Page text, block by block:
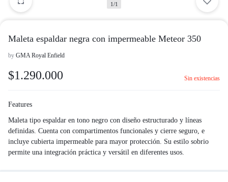
1/1
Maleta espaldar negra con impermeable Meteor 350
by GMA Royal Enfield
$1.290.000 Sin existencias
Features
Maleta tipo espaldar en tono negro con diseño estructurado y líneas
definidas. Cuenta con compartimentos funcionales y cierre seguro, e
incluye cubierta impermeable para mayor protección. Su estilo sobrio
permite una integración práctica y versátil en diferentes usos.